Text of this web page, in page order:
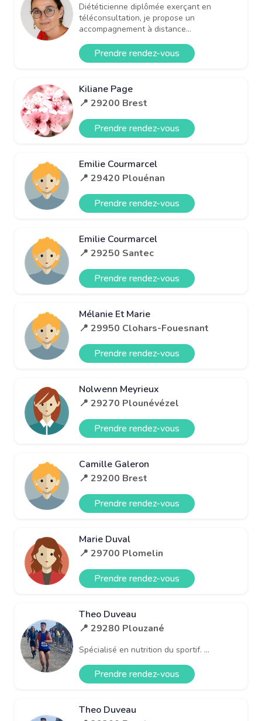
Diététicienne diplômée exerçant en
téléconsultation, je propose un
accompagnement à distance...
Prendre rendez-vous
Kiliane Page
📍 29200 Brest
Prendre rendez-vous
Emilie Courmarcel
📍 29420 Plouénan
Prendre rendez-vous
Emilie Courmarcel
📍 29250 Santec
Prendre rendez-vous
Mélanie Et Marie
📍 29950 Clohars-Fouesnant
Prendre rendez-vous
Nolwenn Meyrieux
📍 29270 Plounévézel
Prendre rendez-vous
Camille Galeron
📍 29200 Brest
Prendre rendez-vous
Marie Duval
📍 29700 Plomelin
Prendre rendez-vous
Theo Duveau
📍 29280 Plouzané
Spécialisé en nutrition du sportif. ...
Prendre rendez-vous
Theo Duveau